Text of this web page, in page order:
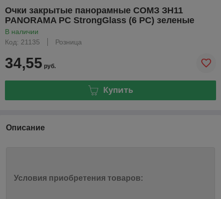
Очки закрытые панорамные СОМЗ ЗН11
PANORAMA PC StrongGlass (6 РС) зеленые
В наличии
Код: 21135
Розница
34,55 руб.
Купить
Описание
Условия приобретения товаров: